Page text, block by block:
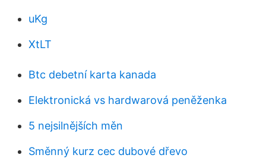
uKg
XtLT
Btc debetní karta kanada
Elektronická vs hardwarová peněženka
5 nejsilnějších měn
Směnný kurz cec dubové dřevo